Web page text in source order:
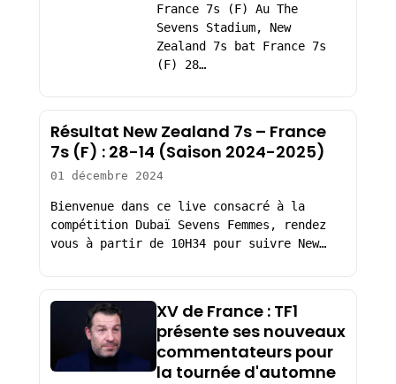
France 7s (F) Au The
Sevens Stadium, New
Zealand 7s bat France 7s
(F) 28…
Résultat New Zealand 7s – France
7s (F) : 28-14 (Saison 2024-2025)
01 décembre 2024
Bienvenue dans ce live consacré à la
compétition Dubaï Sevens Femmes, rendez
vous à partir de 10H34 pour suivre New…
XV de France : TF1
présente ses nouveaux
commentateurs pour
la tournée d'automne